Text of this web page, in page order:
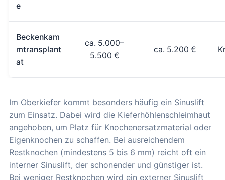
e
Beckenkam
mtransplant
at
ca. 5.000–
5.500 €
ca. 5.200 €
Im Oberkiefer kommt besonders häufig ein Sinuslift
zum Einsatz. Dabei wird die Kieferhöhlenschleimhaut
angehoben, um Platz für Knochenersatzmaterial oder
Eigenknochen zu schaffen. Bei ausreichendem
Restknochen (mindestens 5 bis 6 mm) reicht oft ein
interner Sinuslift, der schonender und günstiger ist.
Bei weniger Restknochen wird ein externer Sinuslift